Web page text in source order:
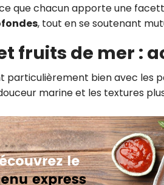
que chacun apporte une
, tout en se soutenant
fruits de mer :
particulièrement bien avec les
marine et les textures